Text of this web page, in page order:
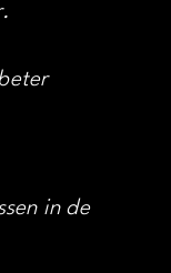
in de